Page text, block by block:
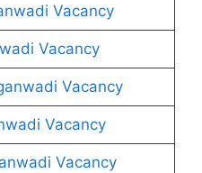
Vacancy
Vacancy
Vacancy
Vacancy
Vacancy